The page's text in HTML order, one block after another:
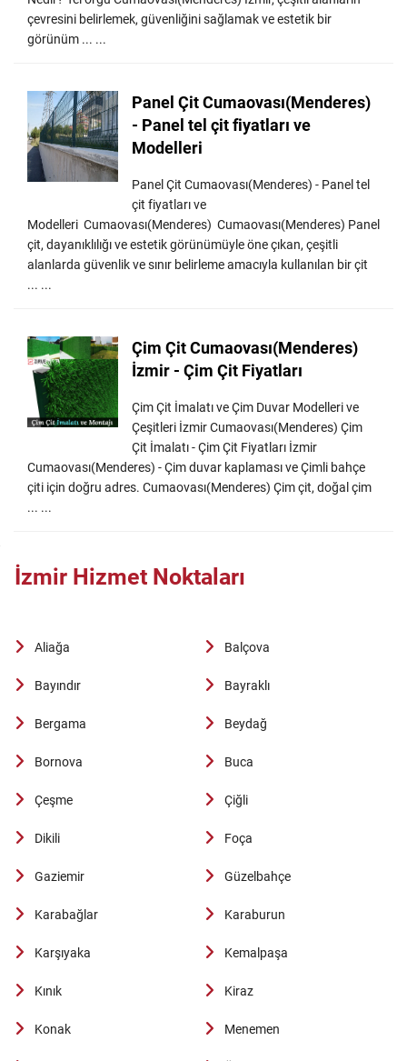
çevresini belirlemek, güvenliğini sağlamak ve estetik bir
görünüm ... ...
Panel Çit Cumaovası(Menderes)
- Panel tel çit fiyatları ve
Modelleri
Panel Çit Cumaovası(Menderes) - Panel tel
çit fiyatları ve
Modelleri Cumaovası(Menderes) Cumaovası(Menderes) Panel
çit, dayanıklılığı ve estetik görünümüyle öne çıkan, çeşitli
alanlarda güvenlik ve sınır belirleme amacıyla kullanılan bir çit
... ...
Çim Çit Cumaovası(Menderes)
İzmir - Çim Çit Fiyatları
Çim Çit İmalatı ve Çim Duvar Modelleri ve
Çeşitleri İzmir Cumaovası(Menderes) Çim
Çit İmalatı - Çim Çit Fiyatları İzmir
Cumaovası(Menderes) - Çim duvar kaplaması ve Çimli bahçe
çiti için doğru adres. Cumaovası(Menderes) Çim çit, doğal çim
... ...
İzmir Hizmet Noktaları
Aliağa Balçova
Bayındır Bayraklı
Bergama Beydağ
Bornova Buca
Çeşme Çiğli
Dikili Foça
Gaziemir Güzelbahçe
Karabağlar Karaburun
Karşıyaka Kemalpaşa
Kınık Kiraz
Konak Menemen